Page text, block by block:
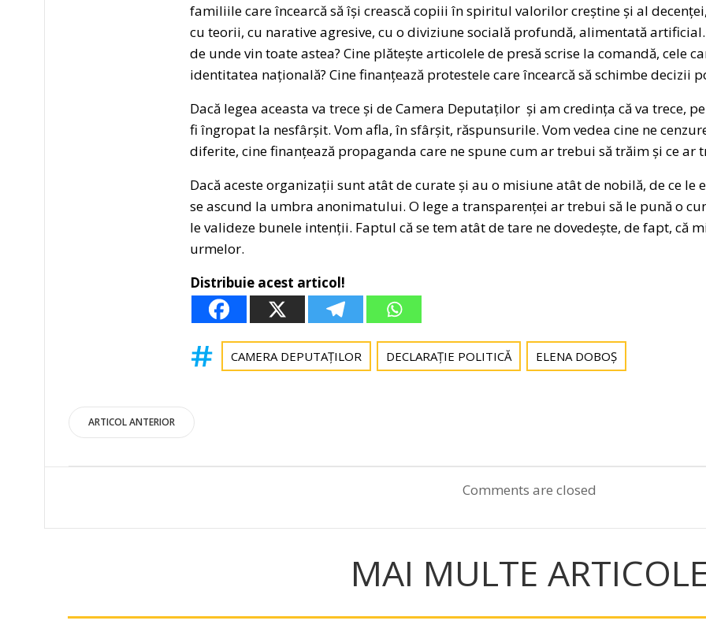
familiile care încearcă să își crească copiii în spiritul valorilor creștine și al
cu teorii, cu narative agresive, cu o diviziune socială profundă, alimentată
de unde vin toate astea? Cine plătește articolele de presă scrise la comandă, cele
identitatea națională? Cine finanțează protestele care încearcă să schimbe decizii
Dacă legea aceasta va trece și de Camera Deputaților și am credința că va trece,
fi îngropat la nesfârșit. Vom afla, în sfârșit, răspunsurile. Vom vedea cine ne
diferite, cine finanțează propaganda care ne spune cum ar trebui să trăim și ce ar
Dacă aceste organizații sunt atât de curate și au o misiune atât de nobilă, de ce le
se ascund la umbra anonimatului. O lege a transparenței ar trebui să le pună o
le valideze bunele intenții. Faptul că se tem atât de tare ne dovedește, de fapt, că
urmelor.
Distribuie acest articol!
CAMERA DEPUTAȚILOR DECLARAȚIE POLITICĂ ELENA DOBOȘ
Post
navigation
ARTICOL ANTERIOR
navigation
Comments are closed
MAI MULTE